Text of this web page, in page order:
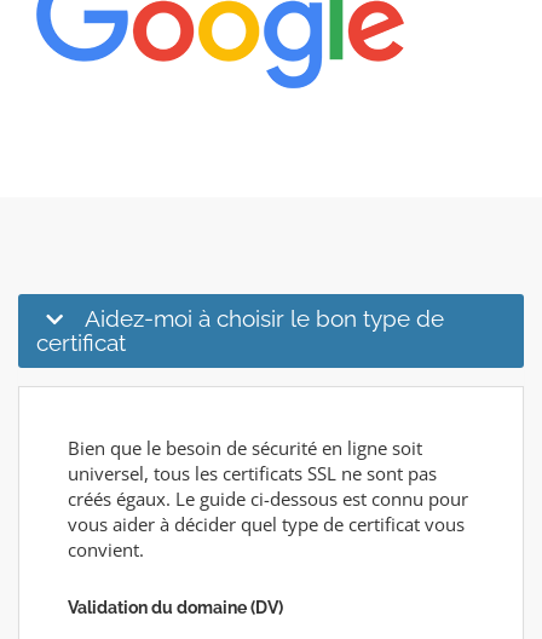
Aidez-moi à choisir le bon type de
certificat
Bien que le besoin de sécurité en ligne soit
universel, tous les certificats SSL ne sont pas
créés égaux. Le guide ci-dessous est connu pour
vous aider à décider quel type de certificat vous
convient.
Validation du domaine (DV)